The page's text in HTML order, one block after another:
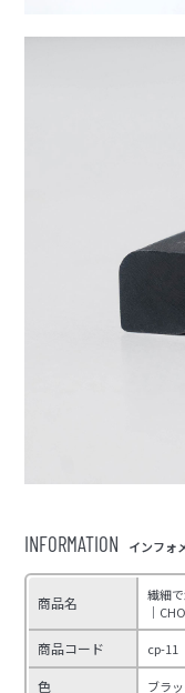
INFORMATION インフォ
商品名
繊細
｜
商品コード cp-11
色 ブラ